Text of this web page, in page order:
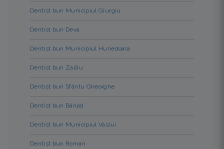
Dentist bun Municipiul Giurgiu
Dentist bun Deva
Dentist bun Municipiul Hunedoara
Dentist bun Zalău
Dentist bun Sfântu Gheorghe
Dentist bun Bârlad
Dentist bun Municipiul Vaslui
Dentist bun Roman